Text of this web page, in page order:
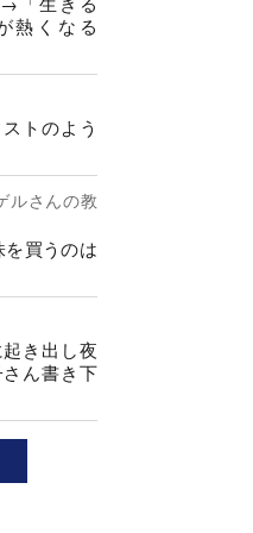
熱くなる
トのよう
ルさんの教
を買うのは
き出し夜
ん書き下